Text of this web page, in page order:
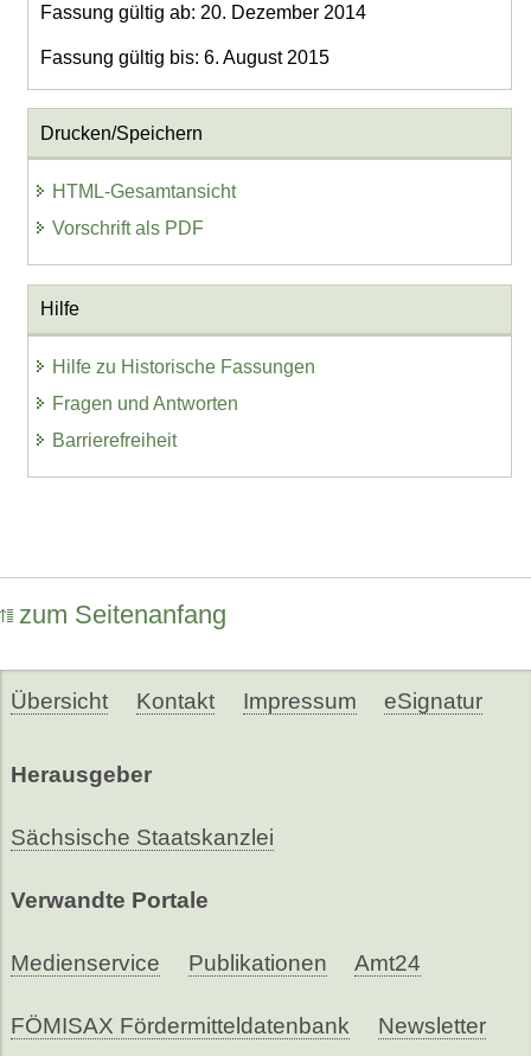
Fassung gültig ab: 20. Dezember 2014
Fassung gültig bis: 6. August 2015
Drucken/Speichern
HTML-Gesamtansicht
Vorschrift als PDF
Hilfe
Hilfe zu Historische Fassungen
Fragen und Antworten
Barrierefreiheit
zum Seitenanfang
Übersicht Kontakt Impressum eSignatur
Herausgeber
Sächsische Staatskanzlei
Verwandte Portale
Medienservice Publikationen Amt24
FÖMISAX Fördermitteldatenbank Newsletter